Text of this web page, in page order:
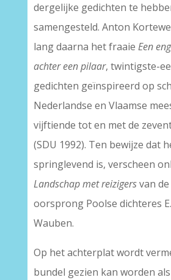
dergelijke gedichten te
samengesteld. Anton
lang daarna het fraaie Een
achter een pilaar, twintigste-
gedichten geïnspireerd op
Nederlandse en Vlaamse
vijftiende tot en met de
(SDU 1992). Ten bewijze dat
springlevend is, verscheen
Landschap met reizigersvan de
oorsprong Poolse dichteres
Wauben.
Op het achterplat wordt
bundel gezien kan worden